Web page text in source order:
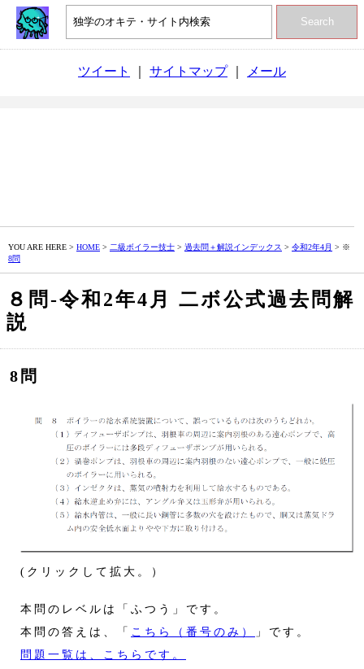
Search
ツイート サイトマップ｜ メール
YOU ARE HERE > HOME > 二級ボイラー技士 > 過去問＋解説インデックス > 令和2年4月 > ※
8問
８問‐令和2年4月 二ボ公式過去問解
説
8問
(クリックして拡大。）
本問のレベルは「ふつう」です。
本問の答えは、「 こちら（番号のみ）
」です。
問題一覧は、こちらです。